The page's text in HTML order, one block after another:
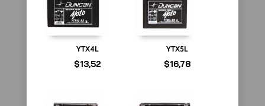
YTX4L
$13,52
YTX5L
$16,78